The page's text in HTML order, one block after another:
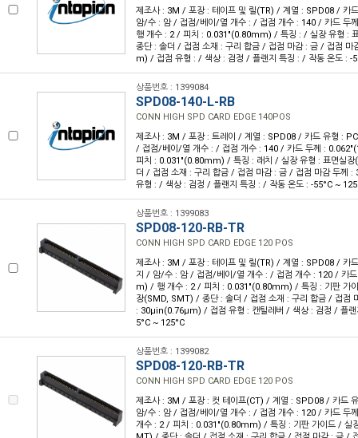
제조사 : 3M / 포장 : 테이프 및 릴(TR) / 계열 : SPD08 / 카
암/수 : 암 / 접점/베이/열 개수 : / 접점 개수 : 140 / 카드
행 개수 : 2 / 피치 : 0.031"(0.80mm) / 특징 : / 실장 유형 :
종단 : 솔더 / 접점 소재 : 구리 합금 / 접점 마감 : 금 / 접점
m) / 접점 유형 : / 색상 : 검정 / 플랜지 특징 : / 작동 온도 : -
상품번호 : 1399084
SPD08-140-L-RB
CONN HIGH SPD CARD EDGE 140POS
제조사 : 3M / 포장 : 트레이 / 계열 : SPD08 / 카드 유형 :
/ 접점/베이/열 개수 : / 접점 개수 : 140 / 카드 두께 :
피치 : 0.031"(0.80mm) / 특징 : 래치 / 실장 유형 : 표면실
더 / 접점 소재 : 구리 합금 / 접점 마감 : 금 / 접점 마감 두
유형 : / 색상 : 검정 / 플랜지 특징 : / 작동 온도 : -55°C ~
상품번호 : 1399083
SPD08-120-RB-TR
CONN HIGH SPD CARD EDGE 120 POS
제조사 : 3M / 포장 : 테이프 및 릴(TR) / 계열 : SPD08 / 카
지 / 암/수 : 암 / 접점/베이/열 개수 : / 접점 개수 : 120 / 카
m) / 행 개수 : 2 / 피치 : 0.031"(0.80mm) / 특징 : 기판 가
장(SMD, SMT) / 종단 : 솔더 / 접점 소재 : 구리 합금 / 접점
: 30µin(0.76µm) / 접점 유형 : 캔틸레버 / 색상 : 검정 / 플랜
5°C ~ 125°C
상품번호 : 1399082
SPD08-120-RB-TR
CONN HIGH SPD CARD EDGE 120 POS
제조사 : 3M / 포장 : 컷 테이프(CT) / 계열 : SPD08 / 카드
암/수 : 암 / 접점/베이/열 개수 : / 접점 개수 : 120 / 카드
개수 : 2 / 피치 : 0.031"(0.80mm) / 특징 : 기판 가이드 / 실